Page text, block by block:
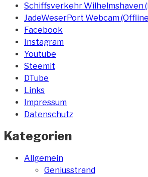
Schiffsverkehr Wilhelmshaven
JadeWeserPort Webcam
Facebook
Instagram
Youtube
Steemit
DTube
Links
Impressum
Datenschutz
Kategorien
Allgemein
Geniusstrand